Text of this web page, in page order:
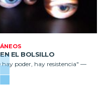
EL BOLSILLO